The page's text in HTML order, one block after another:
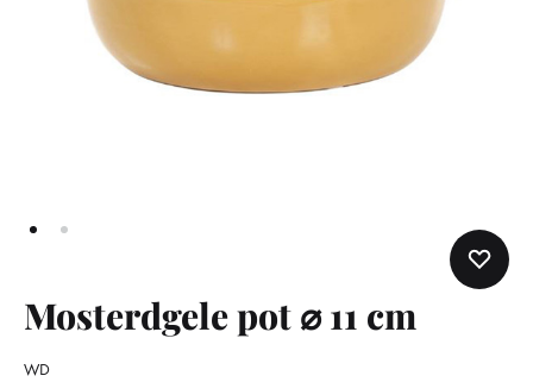
Mosterdgele pot ⌀ 11 cm
WD